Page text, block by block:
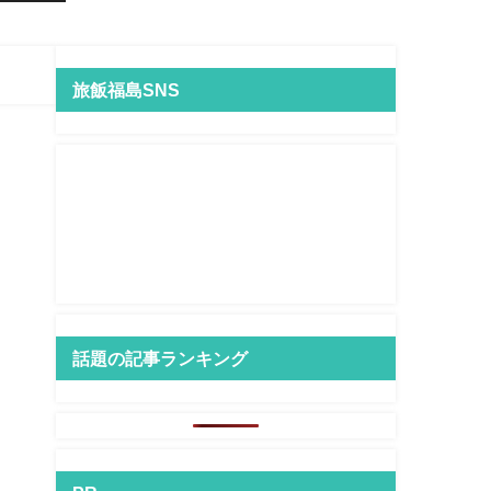
旅飯福島SNS
話題の記事ランキング